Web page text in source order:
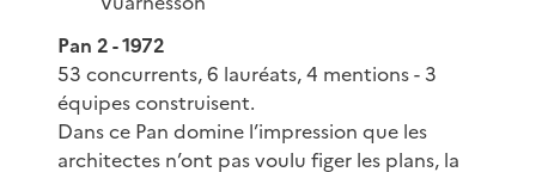
Pan 2 - 1972
53 concurrents, 6 lauréats, 4 mentions - 3
équipes construisent.
Dans ce Pan domine l’impression que les
architectes n’ont pas voulu figer les plans, la